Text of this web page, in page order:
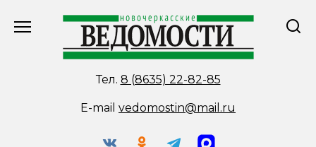
Тел. 8 (8635) 22-82-85
E-mail vedomostin@mail.ru